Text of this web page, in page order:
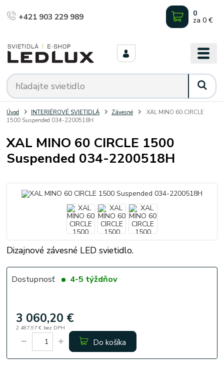
+421 903 229 989 0
za 0 €
Úvod INTERIÉROVÉ SVIETIDLÁ Závesné
XAL MINO 60 CIRCLE
1500 Suspended 034-2200518H
XAL MINO 60 CIRCLE 1500
Suspended 034-2200518H
Dizajnové závesné LED svietidlo.
Dostupnosť 4-5 týždňov
3 060,20 €
2 487,97 € bez DPH
Do košíka